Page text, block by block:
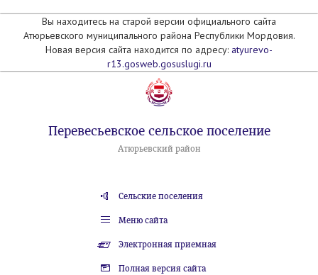
Вы находитесь на старой версии официального сайта
Атюрьевского муниципального района Республики Мордовия.
Новая версия сайта находится по адресу: atyurevo-
r13.gosweb.gosuslugi.ru
Перевесьевское сельское поселение
Атюрьевский район
Сельские поселения
Меню сайта
Электронная приемная
Полная версия сайта